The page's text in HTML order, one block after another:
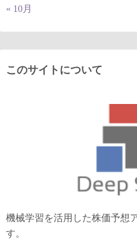
« 10月
このサイトについて
機械学習を活用した株価予想
す。